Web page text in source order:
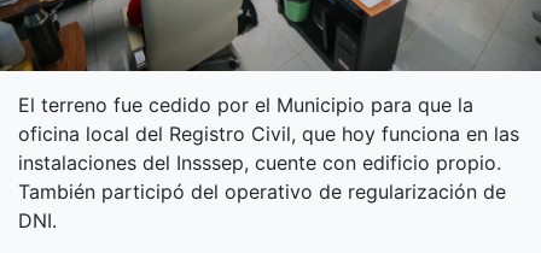
El terreno fue cedido por el Municipio para que la
oficina local del Registro Civil, que hoy funciona en las
instalaciones del Insssep, cuente con edificio propio.
También participó del operativo de regularización de
DNI.